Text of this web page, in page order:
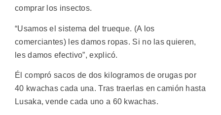
comprar los insectos.
“Usamos el sistema del trueque. (A los
comerciantes) les damos ropas. Si no las quieren,
les damos efectivo”, explicó.
Él compró sacos de dos kilogramos de orugas por
40 kwachas cada una. Tras traerlas en camión hasta
Lusaka, vende cada uno a 60 kwachas.